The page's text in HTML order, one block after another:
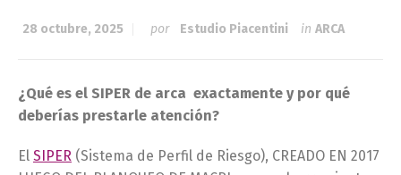
28 octubre, 2025 por Estudio Piacentini in ARCA
¿Qué es el SIPER de arca exactamente y por qué
deberías prestarle atención?
El SIPER (Sistema de Perfil de Riesgo), CREADO EN 2017